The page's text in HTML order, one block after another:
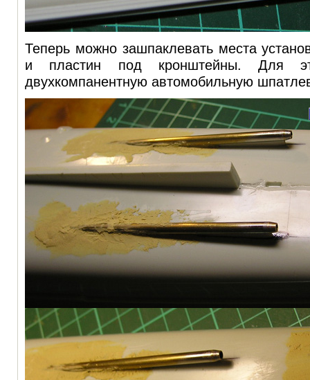
Теперь можно зашпаклевать места
и пластин под кронштейны. Для
двухкомпанентную автомобильную